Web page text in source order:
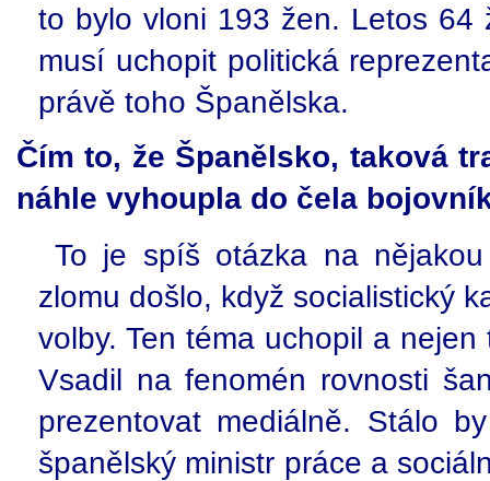
to bylo vloni 193 žen. Letos 64
musí uchopit politická
právě toho Španělska.
Čím to, že Španělsko, taková
náhle vyhoupla do čela
To je spíš otázka na
zlomu došlo, když socialistický
volby. Ten téma uchopil a
Vsadil na fenomén rovnosti
prezentovat mediálně. Stálo
španělský ministr práce a